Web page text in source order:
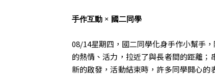
手作互動 × 國二同學
08/14星期四，國二同學化身手作小幫手
的熱情、活力，拉近了與長者間的距離
新的啟發，活動結束時，許多同學開心的